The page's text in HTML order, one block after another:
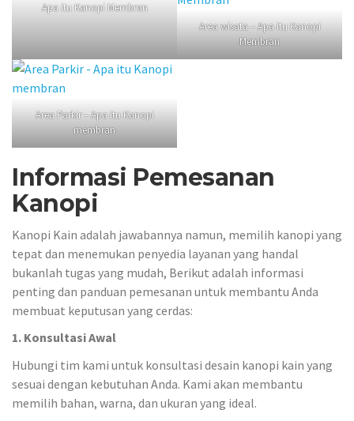
Apa itu Kanopi Membran
Area wisata – Apa itu Kanopi
Membran
Area Parkir – Apa itu Kanopi
membran
Informasi Pemesanan
Kanopi
Kanopi Kain adalah jawabannya namun, memilih kanopi yang
tepat dan menemukan penyedia layanan yang handal
bukanlah tugas yang mudah, Berikut adalah informasi
penting dan panduan pemesanan untuk membantu Anda
membuat keputusan yang cerdas:
1. Konsultasi Awal
Hubungi tim kami untuk konsultasi desain kanopi kain yang
sesuai dengan kebutuhan Anda. Kami akan membantu
memilih bahan, warna, dan ukuran yang ideal.